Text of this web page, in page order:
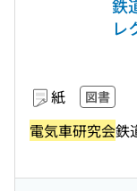
鉄
レ
紙 図書
電気車研究会鉄